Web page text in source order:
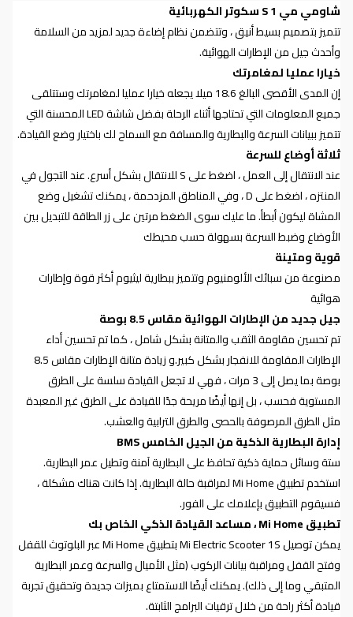
شاومي مي 1 Sسكوتر الكهربائية
تتميزبتصميم بسيط أنيق ، وتتضمن نظام إضاءة جديد لمزيد من السلامة
وأحدث جيل من الإطارات الهوائية.
خيارا عمليا لمغامرتك
إن المدى الأقصى البالغ 18.6 ميلا يجعله خيارا عمليا لمغامرتك وستتلقى
جميع المعلومات التي تحتاجها أثناء الرحلة بفضل شاشةLEDالمحسنة التي
تتميز ببيانات السرعة والبطارية والمسافة مع السماح لك باختيار وضع القيادة.
ثلاثة أوضاع للسرعة
عند الانتقال إلى العمل ، اضغط علىSللانتقال بشكل أسرع. عندالتجول في
المنتزه ، اضغط علىD، وفي المناطق المزدحمة ، يمكنكتشغيل وضع
المشاة ليكون أبطأ. ما عليك سوى الضغط مرتين علىزر الطاقة للتبديل بين
الأوضاع وضبط السرعة بسهولة حسبمحيطك
قوية ومتينة
مصنوعة من سبائك الألومنيوم وتتميز ببطارية ليثيوم أكثر قوة وإطارات
هوائية
جيل جديد من الإطارات الهوائية مقاس 8.5 بوصة
تم تحسين مقاومة الثقب والمتانة بشكل شامل ، كما تم تحسين أداء
الإطارات المقاومة للانفجار بشكل كبير.و زيادة متانة الإطارات مقاس 8.5
بوصة بما يصل إلى 3 مرات ، فهي لا تجعل القيادة سلسة على الطرق
المستوية فحسب ، بل إنها أيضًا مريحة جدًا للقيادة على الطرق غير المعبدة
مثل الطرق المرصوفة بالحصى والطرق الترابية والعشب.
إدارة البطارية الذكية من الجيل الخامسBMS
ستة وسائل حماية ذكية تحافظ على البطارية آمنة وتطيل عمر البطارية.
استخدم تطبيقMi Homeلمراقبة حالة البطارية. إذا كانت هناك مشكلة ،
فسيقوم التطبيق بإعلامك على الفور.
تطبيقMi Home، مساعد القيادة الذكي الخاص بك
يمكن توصيلMi Electric Scooter 1SبتطبيقMi Homeعبر البلوتوث للقفل
وفتح القفل ومراقبة بيانات الركوب (مثل الأميال والسرعة وعمر البطارية
المتبقي وما إلى ذلك). يمكنك أيضًا الاستمتاع بميزات جديدة وتحقيق تجربة
قيادة أكثر راحة من خلال ترقيات البرامج الثابتة.